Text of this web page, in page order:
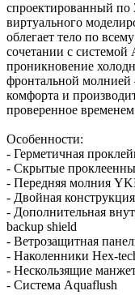
спроектированный по
виртуального
облегает тело по
сочетании с
проникновение
фронтальной молнией
комфорта и
проверенное
Особенности:
- Герметичная
- Скрытые
- Передняя молния
- Двойная
- Дополнительная
backup shield
- Ветрозащитная
- Наколенники Hex-
- Нескользящие
- Система Aquaflush